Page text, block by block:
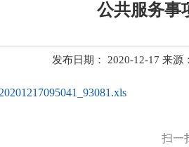
公共服务事
发布日期： 2020-12-17 来源
扫一